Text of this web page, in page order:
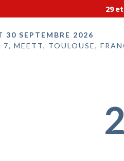
29
30 SEPTEMBRE 2026
7, MEETT, TOULOUSE,